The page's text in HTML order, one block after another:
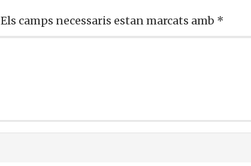
Els camps necessaris estan marcats amb *